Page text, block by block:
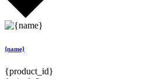
{name}
{product_id}